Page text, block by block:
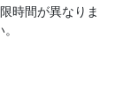
時間が異なりま